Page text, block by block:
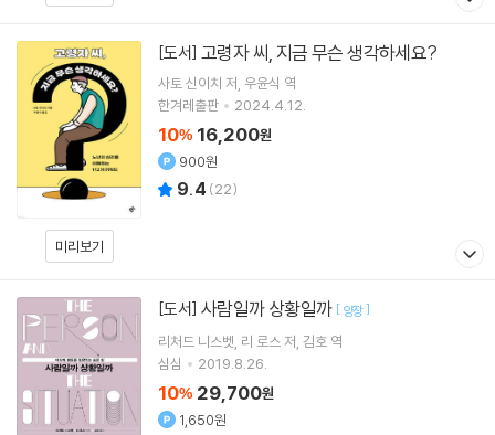
미리보기
[도서] 고령자 씨, 지금 무슨 생각하세요?
사토 신이치 저 우윤식 역
한겨레출판
2024.4.12.
10% 16,200원
900원
9.4 (22)
[도서] 사람일까 상황일까 [ 양장]
리처드 니스벳 리 로스 저 김호 역
심심
2019.8.26.
10% 29,700원
1,650원